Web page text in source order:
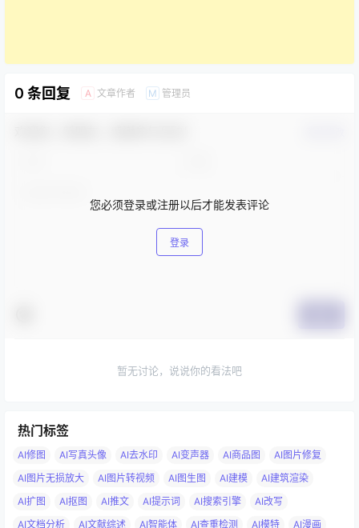
0 条回复 A 文章作者 M 管理员
您必须登录或注册以后才能发表评论
登录
暂无讨论，说说你的看法吧
热门标签
AI修图 AI写真头像 AI去水印 AI变声器 AI商品图
AI图片修复
AI图片无损放大
AI图片转视频 AI图生图 AI建模
AI建筑渲染
AI扩图
AI抠图 AI推文 AI提示词 AI搜索引擎
AI改写
AI文档分析
AI文献综述 AI智能体 AI查重检测 AI模特 AI漫画